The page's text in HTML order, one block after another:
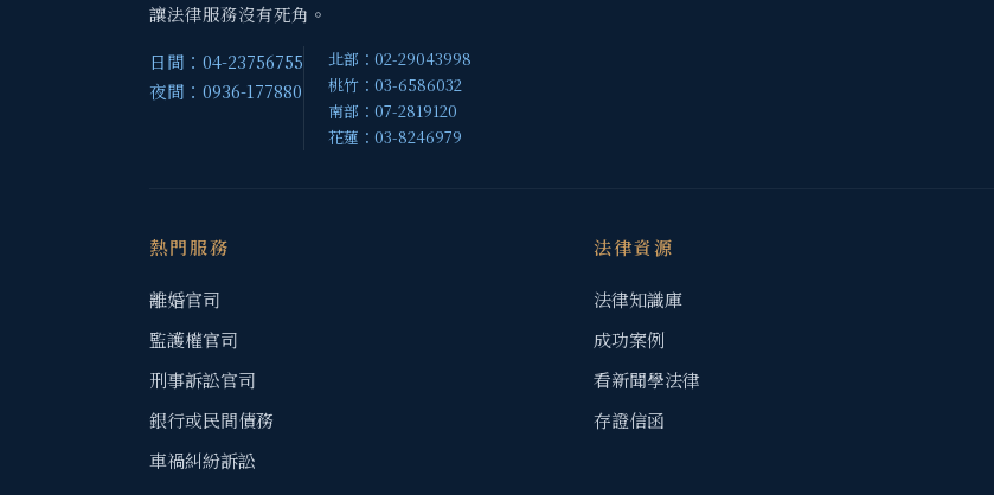
讓法律服務沒有死角。
日間：04-23756755
夜間：0936-177880
北部：02-29043998
桃竹：03-6586032
南部：07-2819120
花蓮：03-8246979
熱門服務
離婚官司
監護權官司
刑事訴訟官司
銀行或民間債務
車禍糾紛訴訟
法律資源
法律知識庫
成功案例
看新聞學法律
存證信函